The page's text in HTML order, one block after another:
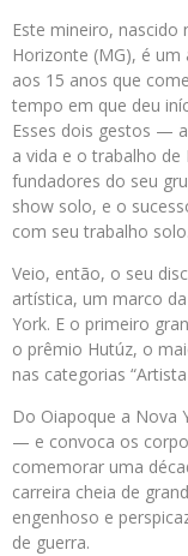
Este mineiro, nascido
Horizonte (MG), é
aos 15 anos que
tempo em que deu
Esses dois gestos —
a vida e o trabalho de
fundadores do seu
show solo, e o
com seu trabalho solo.
Veio, então, o seu
artística, um marco
York. E o primeiro
o prêmio Hutúz, o
nas categorias
Do Oiapoque a Nova
— e convoca os
comemorar uma
carreira cheia de
engenhoso e
de guerra.